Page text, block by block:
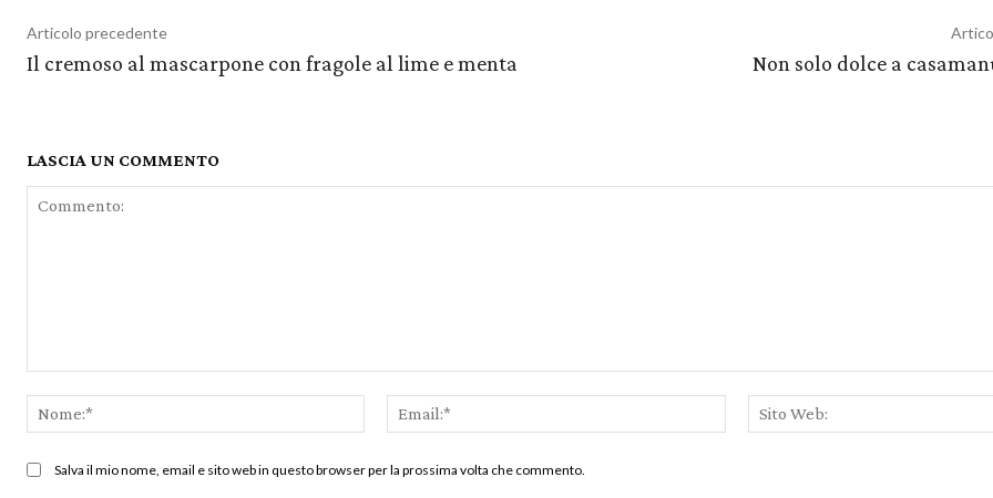
Articolo precedente
Il cremoso al mascarpone con fragole al lime e menta Non solo dolce a
LASCIA UN COMMENTO
Nome:*
Email:*
Salva il mio nome, email e sito web in questo browser per la prossima volta che commento.